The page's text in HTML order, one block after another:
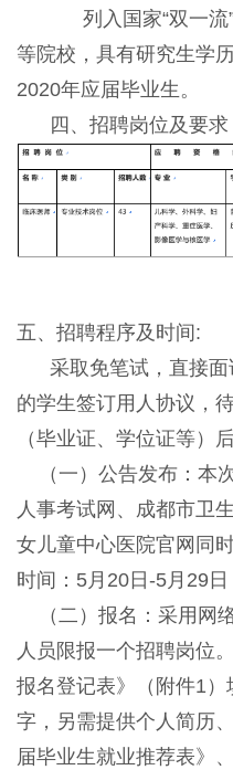
列入国家“双一流”
等院校，具有研究生学
2020年应届毕业生。
四、招聘岗位及要求
五、招聘程序及时间:
采取免笔试，直接面
的学生签订用人协议，
（毕业证、学位证等）
（一）公告发布：本
人事考试网、成都市卫
女儿童中心医院官网同时
时间：5月20日-5月29日
（二）报名：采用网
人员限报一个招聘岗位
报名登记表》（附件1
字，另需提供个人简历
届毕业生就业推荐表》